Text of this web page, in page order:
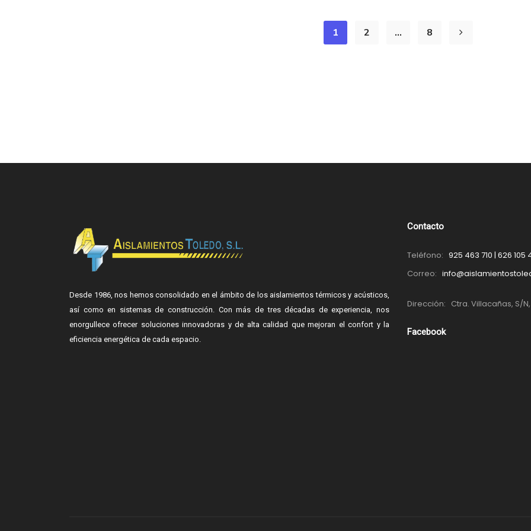
1 2 … 8
Desde 1986, nos hemos consolidado en el ámbito de los aislamientos térmicos y acústicos,
así como en sistemas de construcción. Con más de tres décadas de experiencia, nos
enorgullece ofrecer soluciones innovadoras y de alta calidad que mejoran el confort y la
eficiencia energética de cada espacio.
Contacto
Teléfono: 925 463 710 | 626 105
Correo:
Dirección: Ctra. Villacañas, S/
Facebook